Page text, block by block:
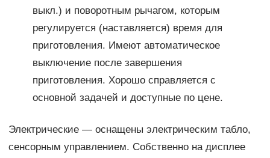
выкл.) и поворотным рычагом, которым
регулируется (наставляется) время для
приготовления. Имеют автоматическое
выключение после завершения
приготовления. Хорошо справляется с
основной задачей и доступные по цене.
Электрические — оснащены электрическим табло,
сенсорным управлением. Собственно на дисплее